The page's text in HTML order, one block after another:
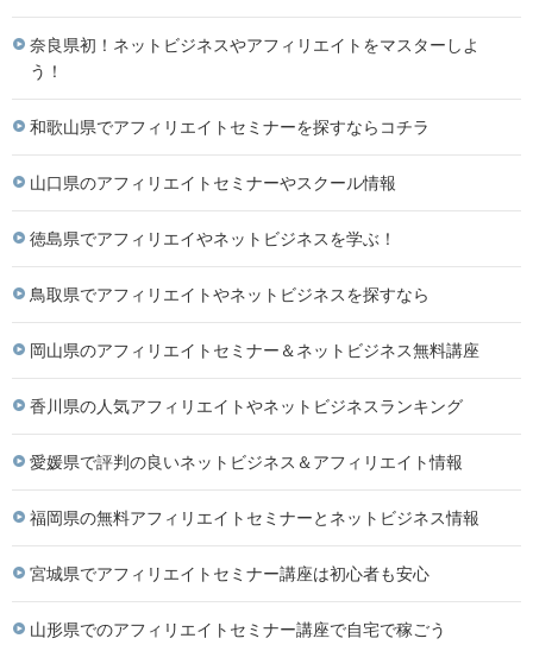
奈良県初！ネットビジネスやアフィリエイトをマスターしよ
う！
和歌山県でアフィリエイトセミナーを探すならコチラ
山口県のアフィリエイトセミナーやスクール情報
徳島県でアフィリエイやネットビジネスを学ぶ！
鳥取県でアフィリエイトやネットビジネスを探すなら
岡山県のアフィリエイトセミナー＆ネットビジネス無料講座
香川県の人気アフィリエイトやネットビジネスランキング
愛媛県で評判の良いネットビジネス＆アフィリエイト情報
福岡県の無料アフィリエイトセミナーとネットビジネス情報
宮城県でアフィリエイトセミナー講座は初心者も安心
山形県でのアフィリエイトセミナー講座で自宅で稼ごう